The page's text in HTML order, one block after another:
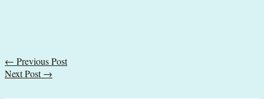
← Previous Post
Next Post→